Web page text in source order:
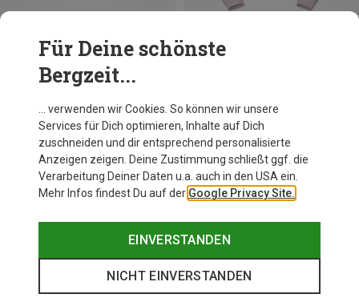
Du sparst 20% Du sparst 32%
Andere Kunden kauften auch
Für Deine schönste
Bergzeit...
… verwenden wir Cookies. So können wir unsere
Services für Dich optimieren, Inhalte auf Dich
zuschneiden und dir entsprechend personalisierte
Anzeigen zeigen. Deine Zustimmung schließt ggf. die
Verarbeitung Deiner Daten u.a. auch in den USA ein.
Mehr Infos findest Du auf der Google Privacy Site.
EINVERSTANDEN
NICHT EINVERSTANDEN